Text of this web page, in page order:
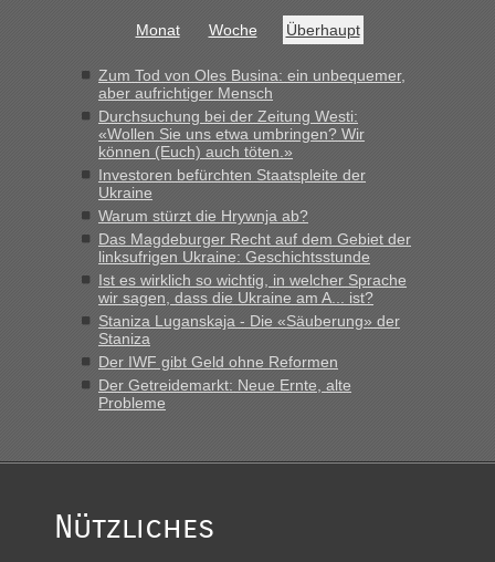
Berichte und Reisetipps • Re: An welchem
Grenzübergang zwischen Polen und der Ukraine geht es am
„Bin am Montag 15.6.26 um 8 Uhr in Urgyniw ausgereist,
das erste Mal an einem Montagmorgen ca. 15 Fahrzeuge
vor mir, bin sonst der Erste oder Zweite, egal, nach ca 20
Minuten wurde dann die nächste Welle...“
Berichte und Reisetipps • Re: An welchem
Grenzübergang zwischen Polen und der Ukraine geht es am
schnellsten?
„Derzeit, ist es überall sehr voll an den Grenzen Ukraine/
Polen. Zb. Krakovets 100 PKW ca. 10 h Wartezeit. Wollen
Montag rüber, versuchen es sehr früh.“
Monat Woche Überhaupt
Zum Tod von Oles Busina: ein unbequemer,
aber aufrichtiger Mensch
Durchsuchung bei der Zeitung Westi:
«Wollen Sie uns etwa umbringen? Wir
können (Euch) auch töten.»
Investoren befürchten Staatspleite der
Ukraine
Warum stürzt die Hrywnja ab?
Das Magdeburger Recht auf dem Gebiet der
linksufrigen Ukraine: Geschichtsstunde
Ist es wirklich so wichtig, in welcher Sprache
wir sagen, dass die Ukraine am A... ist?
Staniza Luganskaja - Die «Säuberung» der
Staniza
Der IWF gibt Geld ohne Reformen
Der Getreidemarkt: Neue Ernte, alte
Probleme
Nützliches